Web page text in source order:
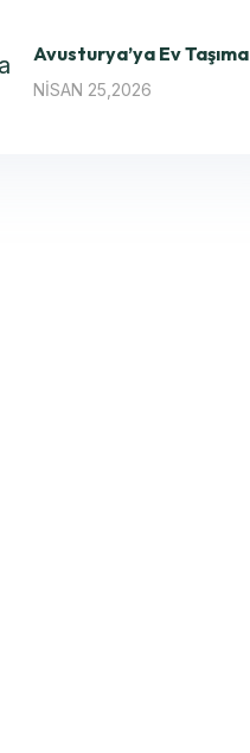
Avusturya’ya Ev Taşıma
NISAN 25,2026